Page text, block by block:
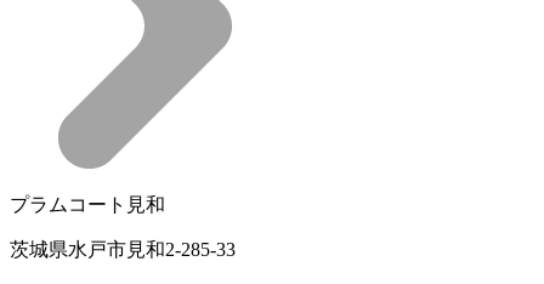
プラムコート見和
茨城県水戸市見和2-285-33